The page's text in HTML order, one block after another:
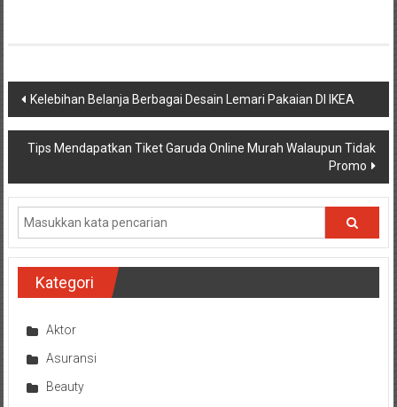
Navigasi
pos
Kelebihan Belanja Berbagai Desain Lemari Pakaian DI IKEA
Tips Mendapatkan Tiket Garuda Online Murah Walaupun Tidak
Promo
Kategori
Aktor
Asuransi
Beauty